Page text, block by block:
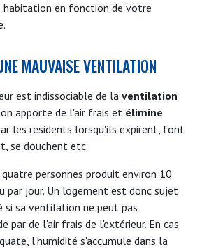
en fonction de votre
MAUVAISE VENTILATION
est indissociable de la ventilation
apporte de l'air frais et élimine
les résidents lorsqu'ils expirent, font
se douchent etc.
personnes produit environ 10
par jour. Un logement est donc sujet
sa ventilation ne peut pas
par de l'air frais de l'extérieur. En cas
l'humidité s'accumule dans la